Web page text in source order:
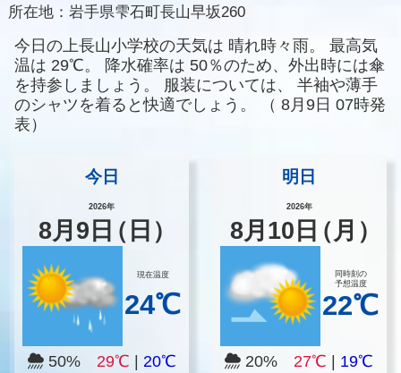
所在地： 岩手県雫石町長山早坂260
今日の上長山小学校の天気は 晴れ時々雨。
最高気
温は 29℃。 降水確率は 50％のため、外出時には傘
を持参しましょう。
服装については、
半袖や薄手
のシャツを着ると快適でしょう。
（ 8月9日 07時発
表）
今日
2026年
8月 9 日（日）
現在温度
24℃
50% 29℃ 20℃
明日
2026年
8月 10 日（月）
同時刻の
予想温度
22℃
20% 27℃ 19℃